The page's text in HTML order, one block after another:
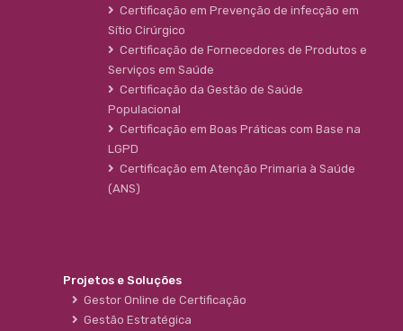
Certificação em Prevenção de infecção em
Sítio Cirúrgico
Certificação de Fornecedores de Produtos e
Serviços em Saúde
Certificação da Gestão de Saúde
Populacional
Certificação em Boas Práticas com Base na
LGPD
Certificação em Atenção Primaria à Saúde
(ANS)
Projetos e Soluções
Gestor Online de Certificação
Gestão Estratégica